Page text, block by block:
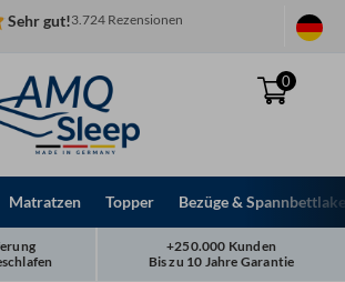
Sehr gut!3.724 Rezensionen
0
Matratzen Topper Bezüge &
+250.000 Kunden
Bis zu 10 Jahre Garantie